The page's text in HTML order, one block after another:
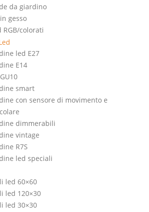
da giardino
gesso
RGB/colorati
led E27
E14
smart
con sensore di movimento e
dimmerabili
vintage
R7S
led speciali
led 60×60
led 120×30
led 30×30